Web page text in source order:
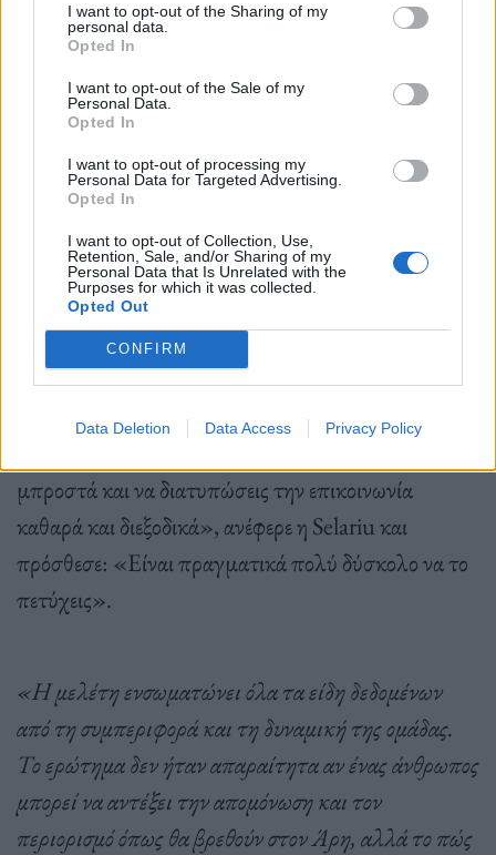
I want to opt-out of the Sharing of my
personal data.
Opted In
I want to opt-out of the Sale of my
Personal Data.
Opted In
I want to opt-out of processing my
Personal Data for Targeted Advertising.
Opted In
I want to opt-out of Collection, Use,
Retention, Sale, and/or Sharing of my
Personal Data that Is Unrelated with the
Purposes for which it was collected.
Opted Out
CONFIRM
Data Deletion Data Access Privacy Policy
του σε προσομοιωμένες καταστάσεις έκτακτης
έντονο φόρτο εργασίας, μια αστοχία εξοπλισμού,
περιορισμένους πόρους ή την απρόσμενη απώλεια
κάποιον εξ αυτών. Ακόμη και η επικοινωνία με το
επίγειο έλεγχο γινόταν με δυσκολία. Κάθε μήνυμα,
εισερχόμενο ή εξερχόμενο, καθυστερούσε περίπου
22 λεπτά, όπως δηλαδή θα συνέβαινε σε ένα ταξίδι
στο διάστημα.
«Το να πρέπει να διεξάγεις μια συνομιλία για 45
μπροστά και να διατυπώσεις την επικοινωνία
καθαρά και διεξοδικά», ανέφερε η Selariu και
πρόσθεσε: «Είναι πραγματικά πολύ δύσκολο να το
πετύχεις».
«Η μελέτη ενσωματώνει όλα τα είδη δεδομένων
από τη συμπεριφορά και τη δυναμική της ομάδας.
Το ερώτημα δεν ήταν απαραίτητα αν ένας άνθρωπος
μπορεί να αντέξει την απομόνωση και τον
περιορισμό όπως θα βρεθούν στον Άρη, αλλά το πώς